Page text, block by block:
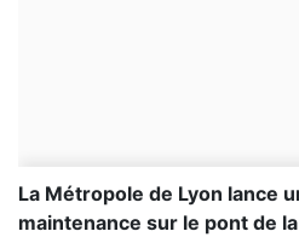
La Métropole de Lyon lance
maintenance sur le pont de